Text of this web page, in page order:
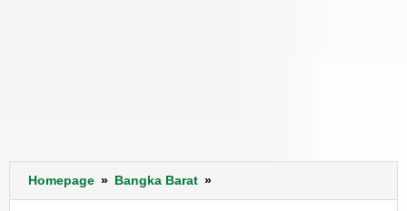
Homepage » Bangka Barat »
PT